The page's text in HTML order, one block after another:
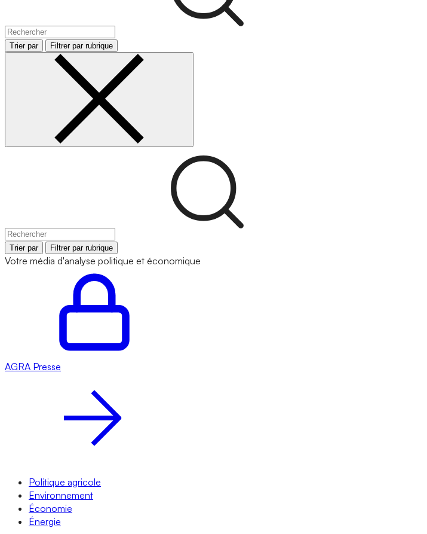
Trier par Filtrer par rubrique
Trier par Filtrer par rubrique
Votre média d'analyse politique et économique
AGRA Presse
Politique agricole
Environnement
Économie
Énergie